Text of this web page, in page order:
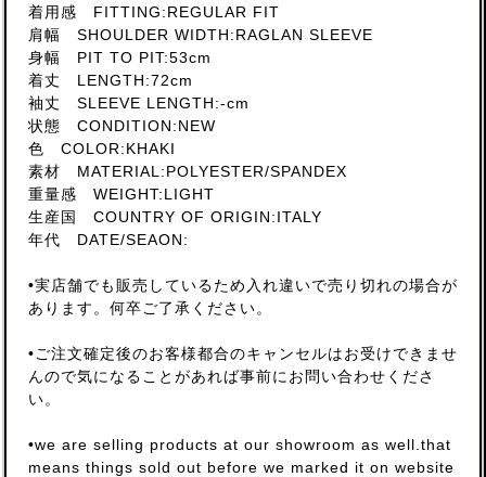
着用感 FITTING:REGULAR FIT
肩幅 SHOULDER WIDTH:RAGLAN SLEEVE
身幅 PIT TO PIT:53cm
着丈 LENGTH:72cm
袖丈 SLEEVE LENGTH:-cm
状態 CONDITION:NEW
色 COLOR:KHAKI
素材 MATERIAL:POLYESTER/SPANDEX
重量感 WEIGHT:LIGHT
生産国 COUNTRY OF ORIGIN:ITALY
年代 DATE/SEAON:
•実店舗でも販売しているため入れ違いで売り切れの場合が
あります。何卒ご了承ください。
•ご注文確定後のお客様都合のキャンセルはお受けできませ
んので気になることがあれば事前にお問い合わせくださ
い。
•we are selling products at our showroom as well.that
means things sold out before we marked it on website